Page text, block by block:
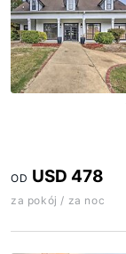
OD USD 478
za pokój / za noc